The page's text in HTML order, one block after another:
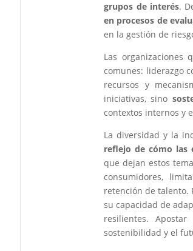
grupos de interés.
en procesos de
en la gestión de
Las organizaciones
comunes: liderazgo
recursos y
iniciativas, sino
contextos internos y
La diversidad y la
reflejo de cómo las
que dejan estos
consumidores,
retención de talento.
su capacidad de
resilientes.
sostenibilidad y el